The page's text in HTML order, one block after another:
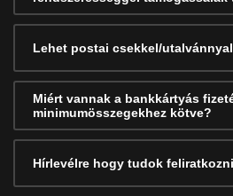
Lehet postai csekkel/
Miért vannak a bankkártyás
minimumösszegekhez kötve?
Hírlevélre hogy tudok